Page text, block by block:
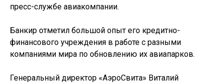
пресс-службе авиакомпании.
Банкир отметил большой опыт его кредитно-
финансового учреждения в работе с разными
компаниями мира по обновлению их авиапарков.
Генеральный директор «АэроСвита» Виталий